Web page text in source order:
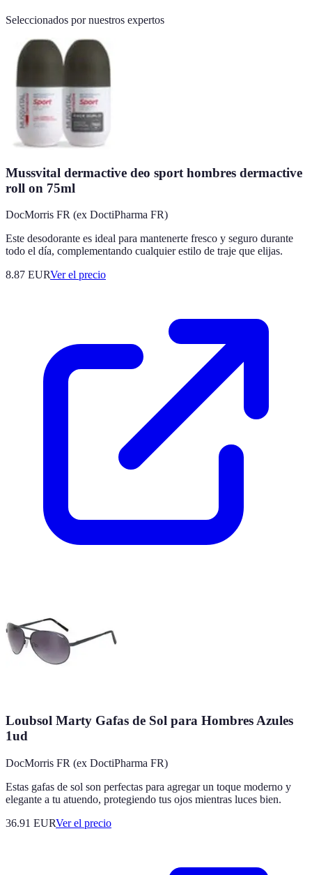
Seleccionados por nuestros expertos
Mussvital dermactive deo sport hombres dermactive
roll on 75ml
DocMorris FR (ex DoctiPharma FR)
Este desodorante es ideal para mantenerte fresco y seguro durante
todo el día, complementando cualquier estilo de traje que elijas.
8.87 EURVer el precio
Loubsol Marty Gafas de Sol para Hombres Azules
1ud
DocMorris FR (ex DoctiPharma FR)
Estas gafas de sol son perfectas para agregar un toque moderno y
elegante a tu atuendo, protegiendo tus ojos mientras luces bien.
36.91 EURVer el precio